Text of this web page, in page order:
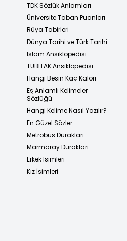
TDK Sözlük Anlamları
Üniversite Taban Puanları
Rüya Tabirleri
Dünya Tarihi ve Türk Tarihi
İslam Ansiklopedisi
TÜBİTAK Ansiklopedisi
Hangi Besin Kaç Kalori
Eş Anlamlı Kelimeler
Sözlüğü
Hangi Kelime Nasıl Yazılır?
En Güzel Sözler
Metrobüs Durakları
Marmaray Durakları
Erkek İsimleri
Kız İsimleri